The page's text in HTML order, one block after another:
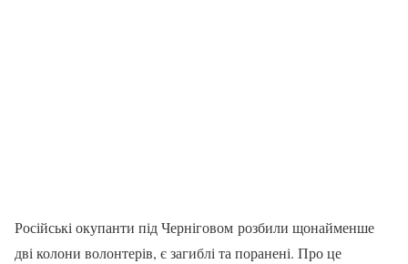
Російські окупанти під Черніговом розбили щонайменше
дві колони волонтерів, є загиблі та поранені. Про це